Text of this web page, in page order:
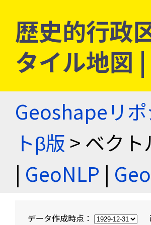
歴史的行政
タイル地図
Geoshapeリポ
トβ版 > ベク
| GeoNLP |
データ作成時点：